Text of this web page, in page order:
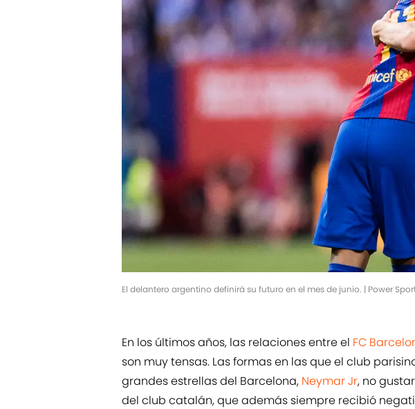
El delantero argentino definirá su futuro en el mes de junio. | Power
En los últimos años, las relaciones entre el FC
son muy tensas. Las formas en las que el club
grandes estrellas del Barcelona, Neymar Jr, no
del club catalán, que además siempre recibió